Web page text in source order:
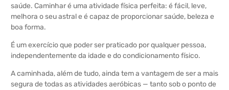
saúde. Caminhar é uma atividade física perfeita: é fácil, leve,
melhora o seu astral e é capaz de proporcionar saúde, beleza e
boa forma.
É um exercício que poder ser praticado por qualquer pessoa,
independentemente da idade e do condicionamento físico.
A caminhada, além de tudo, ainda tem a vantagem de ser a mais
segura de todas as atividades aeróbicas — tanto sob o ponto de